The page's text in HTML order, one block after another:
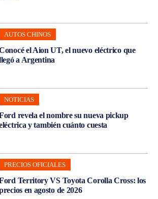
AUTOS CHINOS
el Aion UT, el nuevo eléctrico que
a Argentina
NOTICIAS
revela el nombre su nueva pickup
y también cuánto cuesta
PRECIOS OFICIALES
Territory VS Toyota Corolla Cross: los
en agosto de 2026